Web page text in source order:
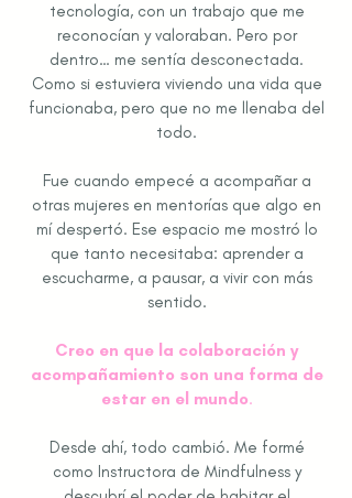
tecnología, con un trabajo que me
reconocían y valoraban. Pero por
dentro… me sentía desconectada.
Como si estuviera viviendo una vida que
funcionaba, pero que no me llenaba del
todo.
Fue cuando empecé a acompañar a
otras mujeres en mentorías que algo en
mí despertó. Ese espacio me mostró lo
que tanto necesitaba: aprender a
escucharme, a pausar, a vivir con más
sentido.
Creo en que la colaboración y
acompañamiento son una forma de
estar en el mundo.
Desde ahí, todo cambió. Me formé
como Instructora de Mindfulness y